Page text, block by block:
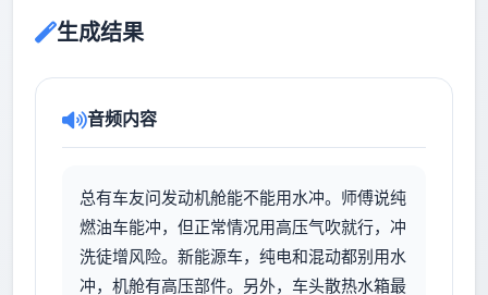
生成结果
音频内容
总有车友问发动机舱能不能用水冲。师傅说纯
燃油车能冲，但正常情况用高压气吹就行，冲
洗徒增风险。新能源车，纯电和混动都别用水
冲，机舱有高压部件。另外，车头散热水箱最